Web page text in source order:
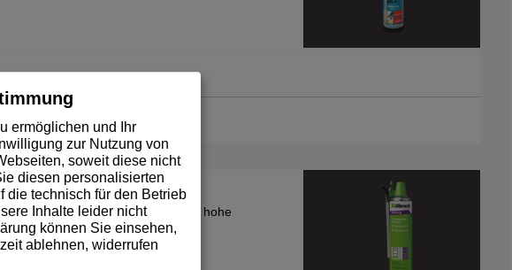
durch kurze Aushärtezeiten, hohe
ermöglichen und Ihr
zur Nutzung von
soweit diese nicht
diesen personalisierten
die technisch für den Betrieb
Inhalte leider nicht
können Sie einsehen,
ablehnen, widerrufen